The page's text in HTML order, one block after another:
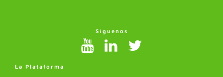
Síguenos
La Plataforma